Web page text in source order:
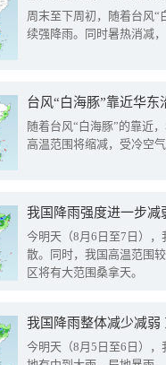
周末至下周初，随着台风“
续强降雨。同时暑热消减
台风“白海豚”靠近华
随着台风“白海豚”的靠近
高温范围将缩减，受冷空
今明天（8月6日至7日）
散。同时，我国高温范围
区将有大范围桑拿天。
我国降雨整体减少减弱
今明天（8月5日至6日）